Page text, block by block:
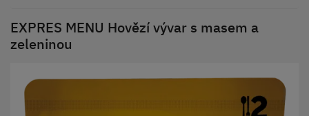
EXPRES MENU Hovězí vývar s masem a
zeleninou